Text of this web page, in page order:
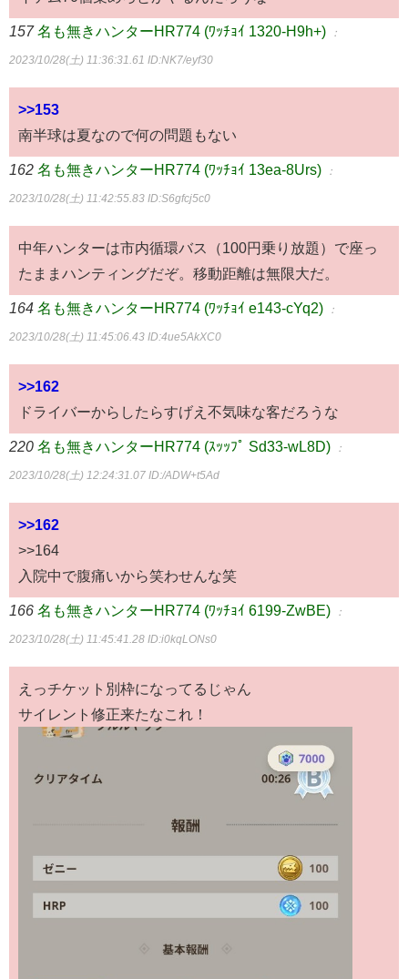
157 名も無きハンターHR774 (ﾜｯﾁｮｲ 1320-H9h+) ：
2023/10/28(土) 11:36:31.61 ID:NK7/eyf30
>>153
南半球は夏なので何の問題もない
162 名も無きハンターHR774 (ﾜｯﾁｮｲ 13ea-8Urs) ：
2023/10/28(土) 11:42:55.83 ID:S6gfcj5c0
中年ハンターは市内循環バス（100円乗り放題）で座っ
たままハンティングだぞ。移動距離は無限大だ。
164 名も無きハンターHR774 (ﾜｯﾁｮｲ e143-cYq2) ：
2023/10/28(土) 11:45:06.43 ID:4ue5AkXC0
>>162
ドライバーからしたらすげえ不気味な客だろうな
220 名も無きハンターHR774 (ｽｯｯﾌﾟ Sd33-wL8D) ：
2023/10/28(土) 12:24:31.07 ID:/ADW+t5Ad
>>162
>>164
入院中で腹痛いから笑わせんな笑
166 名も無きハンターHR774 (ﾜｯﾁｮｲ 6199-ZwBE) ：
2023/10/28(土) 11:45:41.28 ID:i0kqLONs0
えっチケット別枠になってるじゃん
サイレント修正来たなこれ！